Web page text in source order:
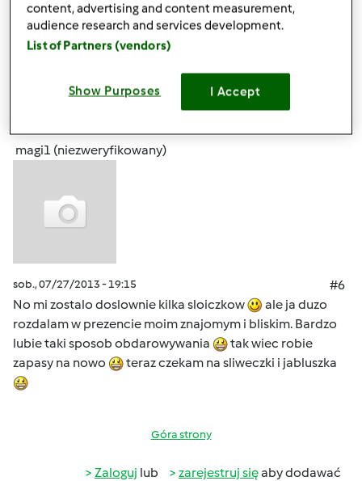
Góra strony
Zalogujlub zarejestruj się
komentarze
magi1 (niezweryfikowany)
sob., 07/27/2013 - 19:15
#6
No mi zostalo doslownie kilka sloiczkow
ale ja duzo
rozdalam w prezencie moim znajomym i bliskim. Bardzo
lubie taki sposob obdarowywania
tak wiec robie
zapasy na nowo
teraz czekam na sliweczki i jabluszka
Góra strony
Zaloguj lub zarejestruj sięaby dodawać
content, advertising and content measurement,
audience research and services development.
List of Partners (vendors)
Show Purposes I Accept